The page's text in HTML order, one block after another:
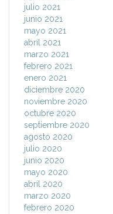
julio 2021
junio 2021
mayo 2021
abril 2021
marzo 2021
febrero 2021
enero 2021
diciembre 2020
noviembre 2020
octubre 2020
septiembre 2020
agosto 2020
julio 2020
junio 2020
mayo 2020
abril 2020
marzo 2020
febrero 2020